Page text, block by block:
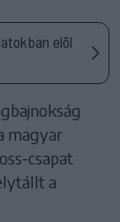
elöl
magyar
csapat
a